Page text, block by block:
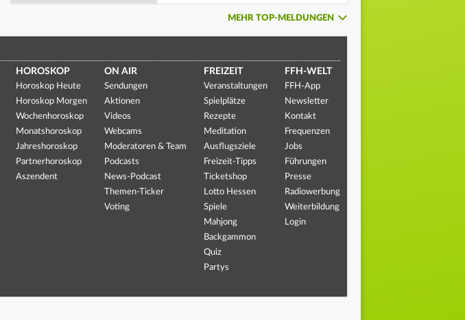
MEHR TOP-MELDUNGEN
HOROSKOP
Horoskop Heute
Horoskop Morgen
Wochenhoroskop
Monatshoroskop
Jahreshoroskop
Partnerhoroskop
Aszendent
ON AIR
Sendungen
Aktionen
Videos
Webcams
Moderatoren & Team
Podcasts
News-Podcast
Themen-Ticker
Voting
FREIZEIT
Veranstaltungen
Spielplätze
Rezepte
Meditation
Ausflugsziele
Freizeit-Tipps
Ticketshop
Lotto Hessen
Spiele
Mahjong
Backgammon
Quiz
Partys
FFH-WELT
FFH-App
Newsletter
Kontakt
Frequenzen
Jobs
Führungen
Presse
Radiowerbung
Weiterbildung
Login